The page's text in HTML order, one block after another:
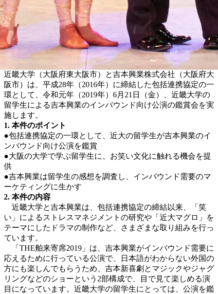
近畿大学（大阪府東大阪市）と吉本興業株式会社（大阪府大
阪市）は、平成28年（2016年）に締結した包括連携協定の一
環として、令和元年（2019年）6月21日（金）、近畿大学の
留学生による吉本興業のインバウンド向け公演の鑑賞会を実
施します。
1. 本件のポイント
●包括連携協定の一環として、近大の留学生が吉本興業のイ
ンバウンド向け公演を鑑賞
●大阪の大学で学ぶ留学生に、お笑い文化に触れる機会を提
供
●吉本興業は留学生の感想を調査し、インバウンド需要のマ
ーケティングに生かす
2. 本件の内容
近畿大学と吉本興業は、包括連携協定の締結以来、「笑
い」によるストレスマネジメントの研究や「近大マグロ」を
テーマにしたドラマの制作など、さまざまな取り組みを行っ
ています。
「THE舶来寄席2019」は、吉本興業がインバウンド需要に
応えるために行っている公演で、日本語がわからない外国の
方にも楽しんでもらうため、吉本新喜劇とマジックやジャグ
リングなどのショーという2部構成で、目で見て楽しめる演
目になっています。近畿大学の留学生にとっては、公演を鑑